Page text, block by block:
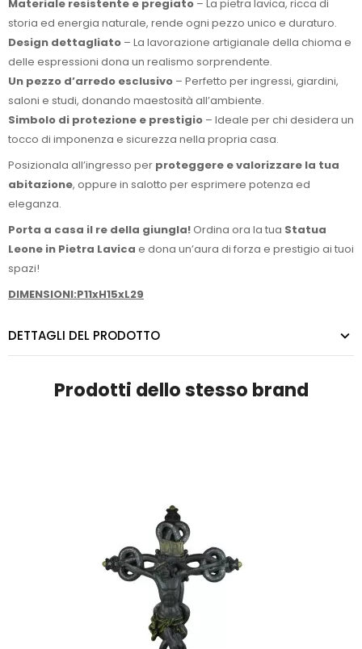
Materiale resistente e pregiato – La pietra lavica, ricca di
storia ed energia naturale, rende ogni pezzo unico e duraturo.
Design dettagliato – La lavorazione artigianale della chioma e
delle espressioni dona un realismo sorprendente.
Un pezzo d’arredo esclusivo – Perfetto per ingressi, giardini,
saloni e studi, donando maestosità all’ambiente.
Simbolo di protezione e prestigio – Ideale per chi desidera un
tocco di imponenza e sicurezza nella propria casa.
Posizionala all’ingresso per proteggere e valorizzare la tua
abitazione, oppure in salotto per esprimere potenza ed
eleganza.
Porta a casa il re della giungla!Ordina ora la tua Statua
Leone in Pietra Lavica e dona un’aura di forza e prestigio ai tuoi
spazi!
DIMENSIONI:P11xH15xL29
DETTAGLI DEL PRODOTTO
Prodotti dello stesso brand